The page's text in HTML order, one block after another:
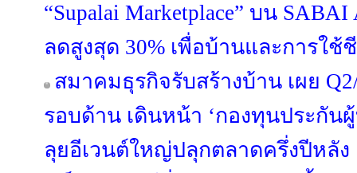
“Supalai Marketplace” บน
ลดสูงสุด 30% เพื่อบ้านและการใ
สมาคมธุรกิจรับสร้างบ้าน เผย
รอบด้าน เดินหน้า ‘กองทุนประกัน
ลุยอีเวนต์ใหญ่ปลุกตลาดครึ่งปีหลัง